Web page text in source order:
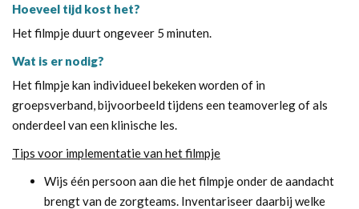
Hoeveel tijd kost het?
Het filmpje duurt ongeveer 5 minuten.
Wat is er nodig?
Het filmpje kan individueel bekeken worden of in
groepsverband, bijvoorbeeld tijdens een teamoverleg of als
onderdeel van een klinische les.
Tips voor implementatie van het filmpje
Wijs één persoon aan die het filmpje onder de aandacht
brengt van de zorgteams. Inventariseer daarbij welke